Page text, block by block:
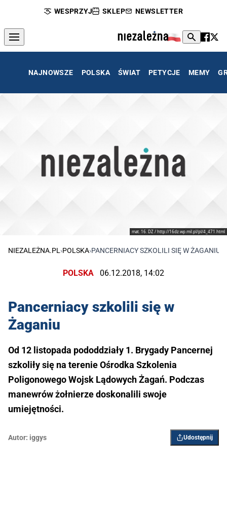
WESPRZYJ SKLEP NEWSLETTER
NAJNOWSZE POLSKA ŚWIAT PETYCJE MEMY
mat. 16. DZ / http://16dz.wp.mil.pl/pl/4_471.html
NIEZALEŻNA.PL ›POLSKA›PANCERNIACY SZKOLILI SIĘ W ŻAGANIU
POLSKA 06.12.2018, 14:02
Pancerniacy szkolili się w
Żaganiu
Od 12 listopada pododdziały 1. Brygady Pancernej
szkoliły się na terenie Ośrodka Szkolenia
Poligonowego Wojsk Lądowych Żagań. Podczas
manewrów żołnierze doskonalili swoje
umiejętności.
Autor: iggys Udostępnij